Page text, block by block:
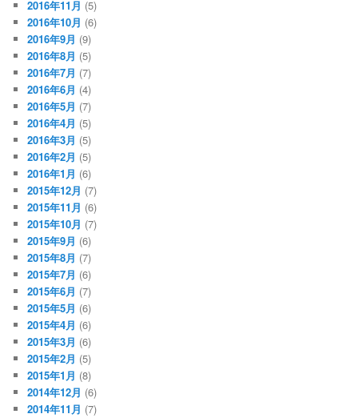
2016年11月 (5)
2016年10月 (6)
2016年9月 (9)
2016年8月 (5)
2016年7月 (7)
2016年6月 (4)
2016年5月 (7)
2016年4月 (5)
2016年3月 (5)
2016年2月 (5)
2016年1月 (6)
2015年12月 (7)
2015年11月 (6)
2015年10月 (7)
2015年9月 (6)
2015年8月 (7)
2015年7月 (6)
2015年6月 (7)
2015年5月 (6)
2015年4月 (6)
2015年3月 (6)
2015年2月 (5)
2015年1月 (8)
2014年12月 (6)
2014年11月 (7)